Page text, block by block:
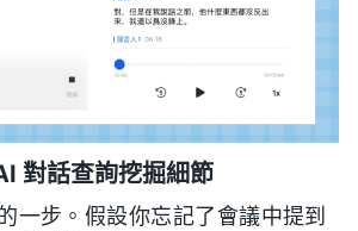
對話查詢挖掘細節
一步。假設你忘記了會議中提到